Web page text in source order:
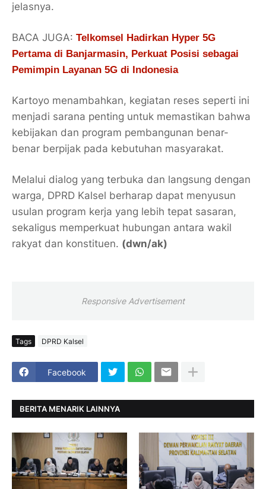
jelasnya.
BACA JUGA: Telkomsel Hadirkan Hyper 5G
Pertama di Banjarmasin, Perkuat Posisi sebagai
Pemimpin Layanan 5G di Indonesia
Kartoyo menambahkan, kegiatan reses seperti ini
menjadi sarana penting untuk memastikan bahwa
kebijakan dan program pembangunan benar-
benar berpijak pada kebutuhan masyarakat.
Melalui dialog yang terbuka dan langsung dengan
warga, DPRD Kalsel berharap dapat menyusun
usulan program kerja yang lebih tepat sasaran,
sekaligus memperkuat hubungan antara wakil
rakyat dan konstituen. (dwn/ak)
Responsive Advertisement
Tags DPRD Kalsel
Facebook
BERITA MENARIK LAINNYA